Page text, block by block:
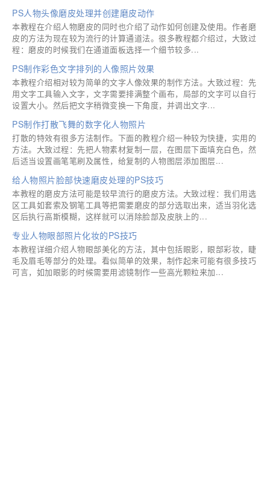
PS人物头像磨皮处理并创建磨皮动作
本教程在介绍人物磨皮的同时也介绍了动作如何创建及使用。作者磨
皮的方法为现在较为流行的计算通道法。很多教程都介绍过，大致过
程：磨皮的时候我们在通道面板选择一个细节较多...
PS制作彩色文字排列的人像照片效果
本教程介绍相对较为简单的文字人像效果的制作方法。大致过程：先
用文字工具输入文字，文字需要排满整个画布，局部的文字可以自行
设置大小。然后把文字稍微变换一下角度，并调出文字...
PS制作打散飞舞的数字化人物照片
打散的特效有很多方法制作。下面的教程介绍一种较为快捷，实用的
方法。大致过程：先把人物素材复制一层，在图层下面填充白色，然
后适当设置画笔笔刷及属性，给复制的人物图层添加图层...
给人物照片脸部快速磨皮处理的PS技巧
本教程的磨皮方法可能是较早流行的磨皮方法。大致过程：我们用选
区工具如套索及钢笔工具等把需要磨皮的部分选取出来，适当羽化选
区后执行高斯模糊，这样就可以消除脸部及皮肤上的...
专业人物眼部照片化妆的PS技巧
本教程详细介绍人物眼部美化的方法，其中包括眼影，眼部彩妆，睫
毛及眉毛等部分的处理。看似简单的效果，制作起来可能有很多技巧
可言，如加眼影的时候需要用滤镜制作一些高光颗粒来加...